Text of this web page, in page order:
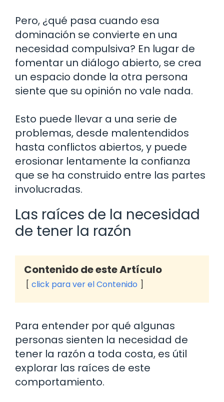
Pero, ¿qué pasa cuando esa
dominación se convierte en una
necesidad compulsiva? En lugar de
fomentar un diálogo abierto, se crea
un espacio donde la otra persona
siente que su opinión no vale nada.
Esto puede llevar a una serie de
problemas, desde malentendidos
hasta conflictos abiertos, y puede
erosionar lentamente la confianza
que se ha construido entre las partes
involucradas.
Las raíces de la necesidad
de tener la razón
Contenido de este Artículo
click para ver el Contenido
Para entender por qué algunas
personas sienten la necesidad de
tener la razón a toda costa, es útil
explorar las raíces de este
comportamiento.